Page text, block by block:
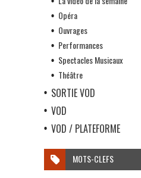
Opéra
Ouvrages
Performances
Spectacles Musicaux
Théâtre
SORTIE VOD
VOD
VOD / PLATEFORME
MOTS-CLEFS